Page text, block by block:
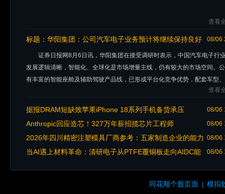
查看
08/06
标题： 华阳集团：公司汽车电子业务预计将继续保持良好
证券日报网8月6日讯，华阳集团在接受调研时表示，中国汽车电子行
发展逻辑清晰，智能化、全球化是市场增量主线，仍有较大的市场空间。
有丰富的智能座舱及辅助驾驶产品线，已形成平台化竞争优势，配套车型
查看
08/06
据报DRAM短缺致苹果iPhone 18系列手机备货承压
08/06
Anthropic回应造芯！327万年薪招揽芯片工程师
08/06
2026年四川精密注塑模具厂商参考：五家制造企业的能力
与特点
08/06
当AI遇上材料革命：清研电子从PTFE覆铜板走向AIDC能
同花顺个股页面 模拟